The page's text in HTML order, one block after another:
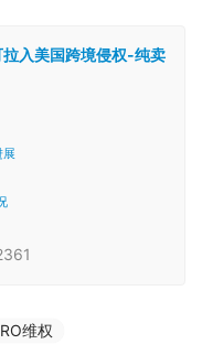
入美国跨境侵权-纯卖
维权